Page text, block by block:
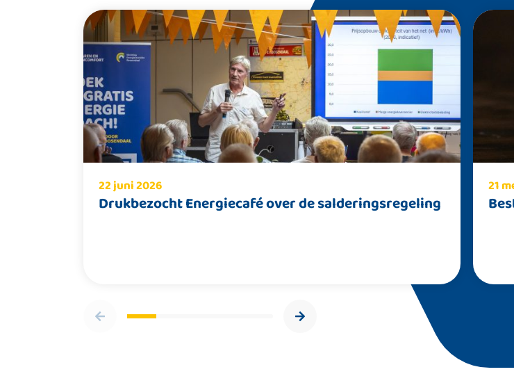
22 juni 2026
Drukbezocht Energiecafé over de salderingsregeling
21